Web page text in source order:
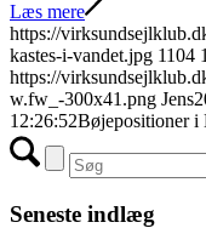
Læs mere
https://
kastes-i-vandet.jpg 1104
https://
w.fw_-300x41.png
12:26:52Bøjepositioner i
Seneste indlæg